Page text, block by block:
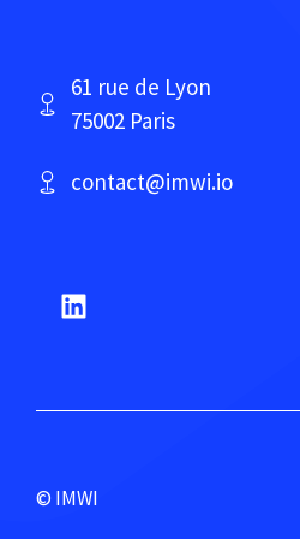
61 rue de Lyon
75002 Paris
contact@imwi.io
© IMWI